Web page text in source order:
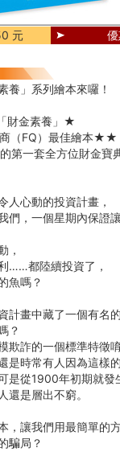
元
養」系列繪本來囉！
財金素養」★
（FQ）最佳繪本★★
第一套全方位財金
人心動的投資計畫，
們，一個星期內保證
，
……都陸續投資了，
魚嗎？
計畫中藏了一個有名
？
欺詐的一個標準特徵
是時常有人因為這樣
是從1900年初期就發
還是層出不窮。
，讓我們用最簡單的
騙局？